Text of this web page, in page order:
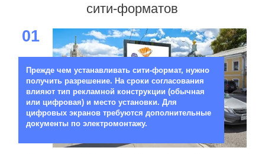
сити-форматов
01
Прежде чем устанавливать сити-формат, нужно
получить разрешение. На сроки согласования
влияют тип рекламной конструкции (обычная
или цифровая) и место установки. Для
цифровых экранов требуются дополнительные
документы по электромонтажу.